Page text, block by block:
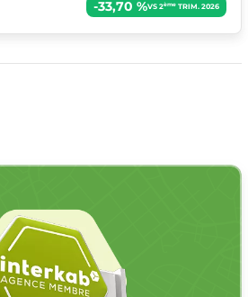
-33,70 %VS 2èmeTRIM. 2026